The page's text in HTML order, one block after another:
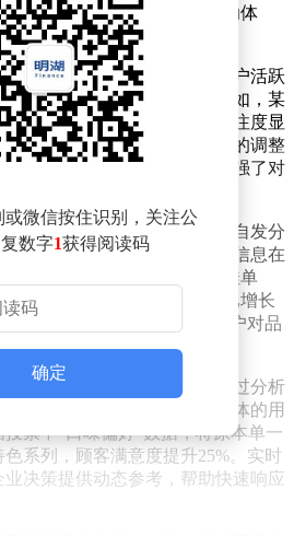
槛的参与方式极大提升了互动体
办的投票活动不仅能激发用户活跃
企业精准捕捉用户需求。例如，某
，年轻群体对环保主题的关注度显
现直接推动了后续产品设计的调整
用户感受到被重视，进而增强了对
的裂变效应尤为突出。用户自发分
，形成病毒式传播，使品牌信息在
某美妆品牌曾通过“年度最佳单
超50万次曝光，产品销量同比增长
明的投票机制有效提升了用户对品
建设奠定基础。
投票的另一大优势。企业通过分析
特征等维度，能够构建出立体的用
票中“口味偏好”数据，将原本单一
系列，顾客满意度提升25%。实时
决策提供动态参考，帮助快速响应
微信按住识别，关注公
数字1获得阅读码
确定